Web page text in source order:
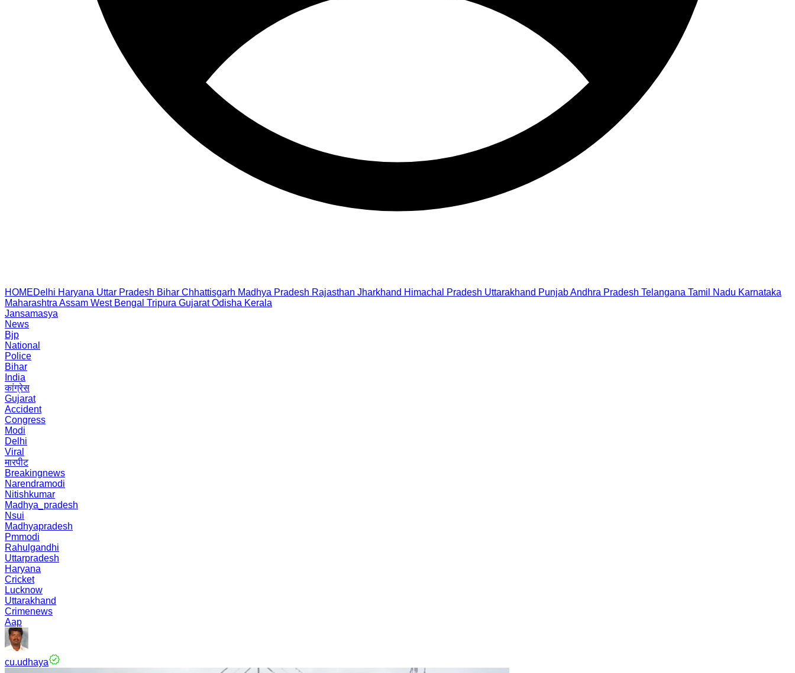
HOMEDelhi Haryana Uttar Pradesh Bihar Chhattisgarh Madhya Pradesh Rajasthan Jharkhand Himachal Pradesh Uttarakhand PunjabAndhra Pradesh Telangana Tamil Nadu Karnataka
Maharashtra Assam West Bengal Tripura Gujarat Odisha Kerala
Jansamasya
News
Bjp
National
Police
Bihar
India
कांग्रेस
Gujarat
Accident
Congress
Modi
Delhi
Viral
मारपीट
Breakingnews
Narendramodi
Nitishkumar
Madhya_pradesh
Nsui
Madhyapradesh
Pmmodi
Rahulgandhi
Uttarpradesh
Haryana
Cricket
Lucknow
Uttarakhand
Crimenews
Aap
cu.udhaya